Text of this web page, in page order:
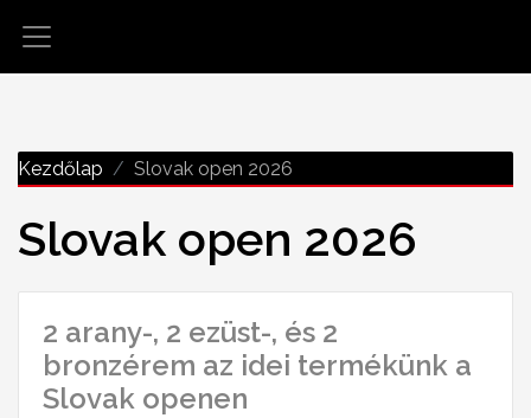
Kezdőlap Slovak open 2026
Slovak open 2026
2 arany-, 2 ezüst-, és 2
bronzérem az idei termékünk a
Slovak openen